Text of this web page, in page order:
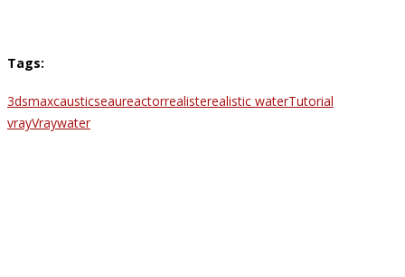
Tags:
3dsmaxcausticseaureactorrealisterealistic waterTutorial
vrayVraywater